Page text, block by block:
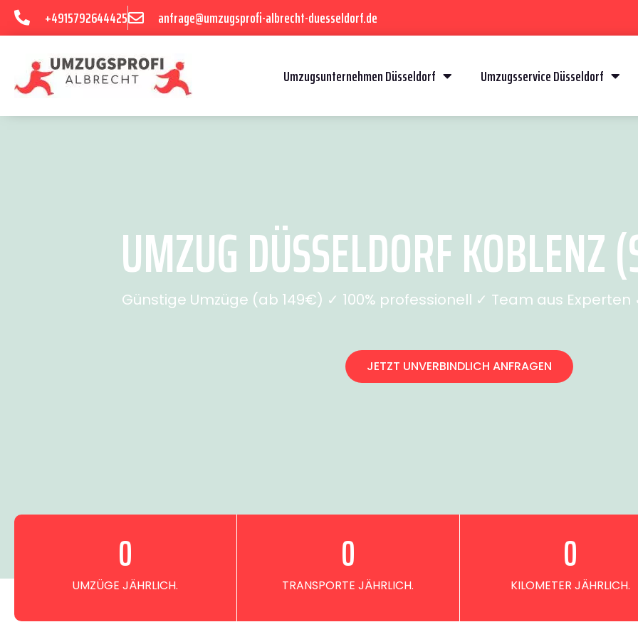
+4915792644425 anfrage@umzugsprofi-albrecht-duesseldorf.de
Umzugsunternehmen Düsseldorf Umzugsservice Düsseldorf
UMZUG DÜSSELDORF
Günstige Umzüge (ab 149€) ✓ 100% professionell ✓ Team aus
JETZT UNVERBINDLICH ANFRAGEN
UMZÜGE JÄHRLICH.
0
TRANSPORTE JÄHRLICH.
0
KILOMETER JÄHRLICH.
0